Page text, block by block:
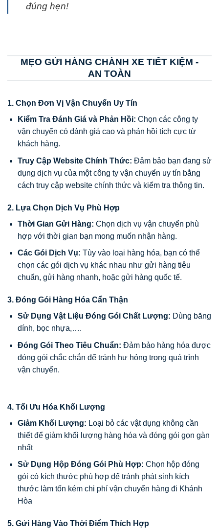
đúng hẹn!
MẸO GỬI HÀNG CHÀNH XE TIẾT KIỆM -
AN TOÀN
1. Chọn Đơn Vị Vận Chuyển Uy Tín
Kiểm Tra Đánh Giá và Phản Hồi: Chọn các công ty
vận chuyển có đánh giá cao và phản hồi tích cực từ
khách hàng.
Truy Cập Website Chính Thức: Đảm bảo bạn đang sử
dụng dịch vụ của một công ty vận chuyển uy tín bằng
cách truy cập website chính thức và kiểm tra thông tin.
2. Lựa Chọn Dịch Vụ Phù Hợp
Thời Gian Gửi Hàng: Chọn dịch vụ vận chuyển phù
hợp với thời gian bạn mong muốn nhận hàng.
Các Gói Dịch Vụ: Tùy vào loại hàng hóa, bạn có thể
chọn các gói dịch vụ khác nhau như gửi hàng tiêu
chuẩn, gửi hàng nhanh, hoặc gửi hàng quốc tế.
3. Đóng Gói Hàng Hóa Cẩn Thận
Sử Dụng Vật Liệu Đóng Gói Chất Lượng: Dùng băng
dính, bọc nhựa,….
Đóng Gói Theo Tiêu Chuẩn: Đảm bảo hàng hóa được
đóng gói chắc chắn để tránh hư hỏng trong quá trình
vận chuyển.
4. Tối Ưu Hóa Khối Lượng
Giảm Khối Lượng: Loại bỏ các vật dụng không cần
thiết để giảm khối lượng hàng hóa và đóng gói gọn gàn
nhất
Sử Dụng Hộp Đóng Gói Phù Hợp: Chọn hộp đóng
gói có kích thước phù hợp để tránh phát sinh kích
thước làm tốn kém chi phí vận chuyển hàng đi Khánh
Hòa
5. Gửi Hàng Vào Thời Điểm Thích Hợp